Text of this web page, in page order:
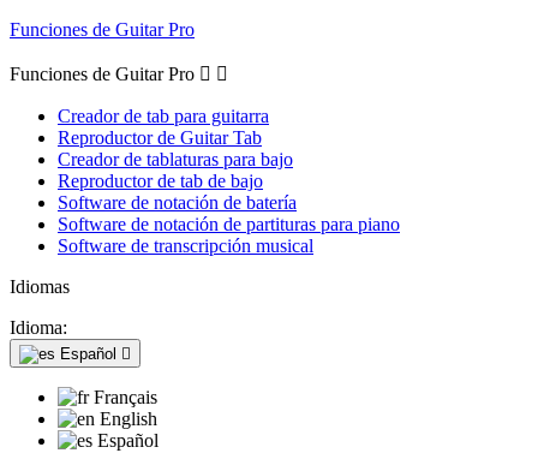
Funciones de Guitar Pro
Funciones de Guitar Pro  
Creador de tab para guitarra
Reproductor de Guitar Tab
Creador de tablaturas para bajo
Reproductor de tab de bajo
Software de notación de batería
Software de notación de partituras para piano
Software de transcripción musical
Idiomas
Idioma:
Español 
Français
English
Español